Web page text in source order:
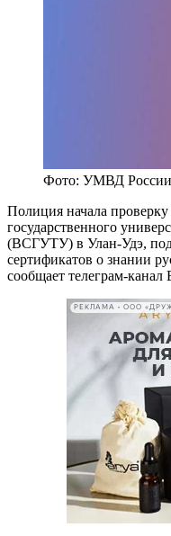
Фото: УМВД
Полиция начала
государственного
(ВСГУТУ) в Улан-Удэ,
сертификатов о знании
сообщает телеграм-канал
РЕКЛАМА • ООО